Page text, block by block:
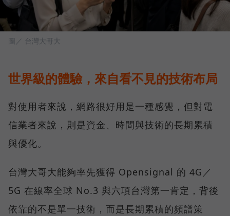
圖／ 台灣大哥大
世界級的體驗，來自看不見的技術布局
對使用者來說，網路很好用是一種感覺，但對電
信業者來說，則是資金、時間與技術的長期累積
與優化。
台灣大哥大能夠率先獲得 Opensignal 的 4G／
5G 在線率全球 No.3 與六項台灣第一肯定，背後
依靠的不是單一技術，而是長期累積的頻譜策